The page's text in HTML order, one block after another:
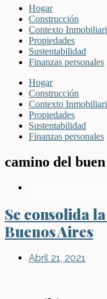
Hogar
Construcción
Contexto
Propiedades
Sustentabilidad
Finanzas personales
Hogar
Construcción
Contexto
Propiedades
Sustentabilidad
Finanzas personales
camino del
Se consolida
Buenos Aires
Abril 21, 2021